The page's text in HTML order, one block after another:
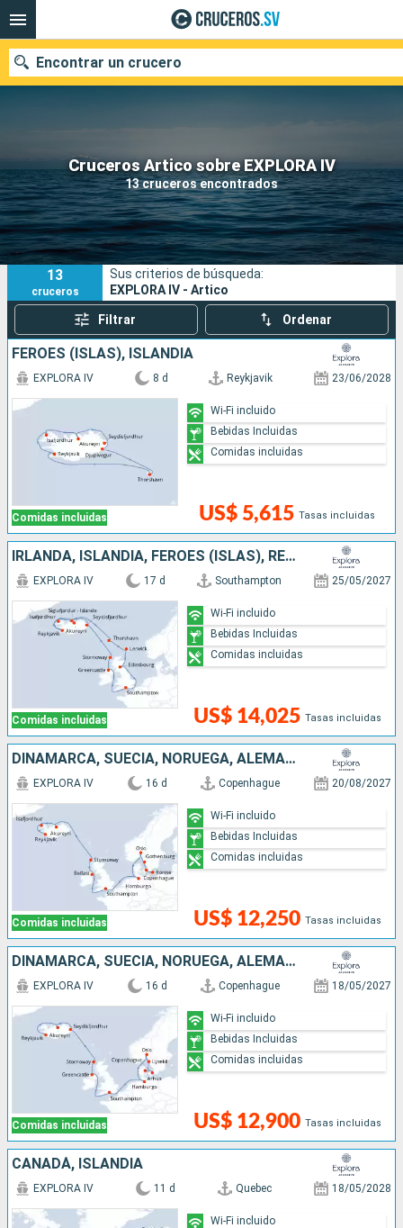
Cruceros Artico sobre EXPLORA IV
13 cruceros encontrados
Encontrar un crucero
Nuestros destinos
Fecha de salida
Puertos Compañías
Buscar
13
cruceros
Sus criterios de búsqueda:
EXPLORA IV - Artico
Filtrar Ordenar
FÉROES (ISLAS), ISLANDIA
Comidas incluidas
EXPLORA IV 8 d Reykjavik 23/06/2028
US$ 5,615 Tasas incluidas
Wi-Fi incluido
Bebidas Incluidas
Comidas incluidas
IRLANDA, ISLANDIA, FÉROES (ISLAS), REINO UNIDO
Comidas incluidas
EXPLORA IV 17 d Southampton 25/05/2027
US$ 14,025 Tasas incluidas
Wi-Fi incluido
Bebidas Incluidas
Comidas incluidas
DINAMARCA, SUECIA, NORUEGA, ALEMANIA, IRLANDA, REINO UNIDO, ISLANDIA
Comidas incluidas
EXPLORA IV 16 d Copenhague 20/08/2027
US$ 12,250 Tasas incluidas
Wi-Fi incluido
Bebidas Incluidas
Comidas incluidas
DINAMARCA, SUECIA, NORUEGA, ALEMANIA, IRLANDA, REINO UNIDO, ISLANDIA
Comidas incluidas
EXPLORA IV 16 d Copenhague 18/05/2027
US$ 12,900 Tasas incluidas
Wi-Fi incluido
Bebidas Incluidas
Comidas incluidas
CANADÁ, ISLANDIA
EXPLORA IV 11 d Quebec 18/05/2028
Wi-Fi incluido